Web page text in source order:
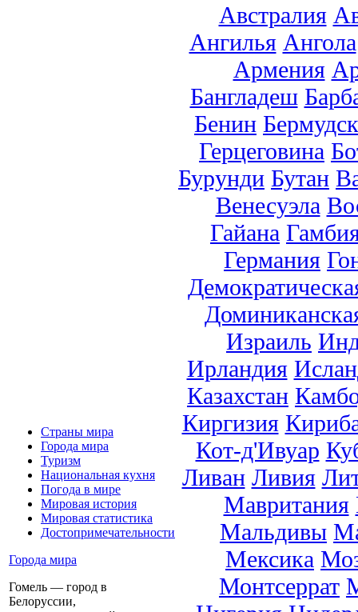
Страны мира
Города мира
Туризм
Национальная кухня
Погода в мире
Мировая история
Мировая статистика
Достопримечательности
Города мира
Гомель — город в
Белоруссии,
Австралия
Ангилья Ангола
Армения
Бангладеш
Бенин
Герцеговина
Бурунди Бутан
Венесуэла
Гайана
Германия
Израиль
Ирландия
Казахстан
Киргизия
Кот-д'Ивуар
Ливан Ливия
Мавритания
Мальдивы
Мексика
Монтсеррат